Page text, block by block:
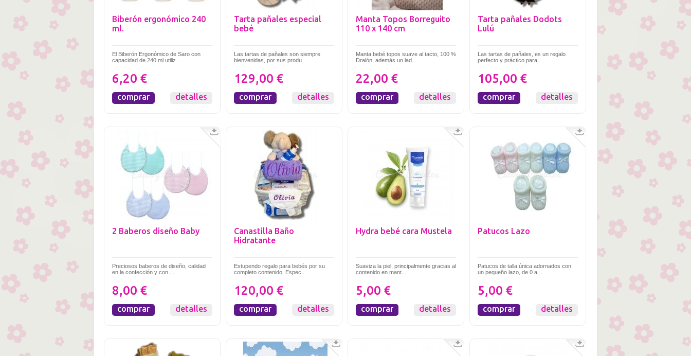
Biberón ergonómico 240
ml.
El Biberón Ergonómico de Saro con
capacidad de 240 ml utiliz...
6,20 €
comprar detalles
Tarta pañales especial
bebé
Las tartas de pañales son siempre
bienvenidas, por sus produ...
129,00 €
comprar detalles
Manta Topos Borreguito
110 x 140 cm
Manta bebé topos suave al tacto, 100 %
Dralón, además un lad...
22,00 €
comprar detalles
Tarta pañales Dodots
Lulú
Las tartas de pañales, es un regalo
perfecto y práctico para...
105,00 €
comprar detalles
2 Baberos diseño Baby
Preciosos baberos de diseño, calidad
en la confección y con ...
8,00 €
comprar detalles
Canastilla Baño
Hidratante
Estupendo regalo para bebés por su
completo contenido. Espec...
120,00 €
comprar detalles
Hydra bebé cara Mustela
Suaviza la piel, principalmente gracias al
contenido en mant...
5,00 €
comprar detalles
Patucos Lazo
Patucos de talla única adornados con
un pequeño lazo, de 0 a...
5,00 €
comprar detalles